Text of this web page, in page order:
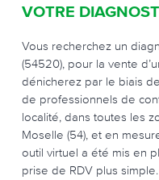
VOTRE
Vous recherchez un
(54520), pour la vente
dénicherez par le biais
de professionnels de
localité, dans toutes les
Moselle (54), et en
outil virtuel a été mis en
prise de RDV plus